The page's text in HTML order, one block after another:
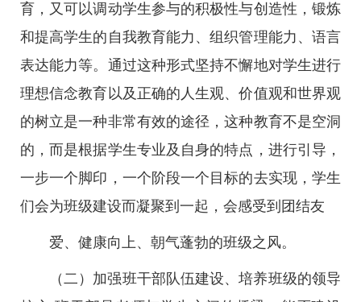
育，又可以调动学生参与的积极性与创造性，锻炼
和提高学生的自我教育能力、组织管理能力、语言
表达能力等。通过这种形式坚持不懈地对学生进行
理想信念教育以及正确的人生观、价值观和世界观
的树立是一种非常有效的途径，这种教育不是空洞
的，而是根据学生专业及自身的特点，进行引导，
一步一个脚印，一个阶段一个目标的去实现，学生
们会为班级建设而凝聚到一起，会感受到团结友
爱、健康向上、朝气蓬勃的班级之风。
（二）加强班干部队伍建设、培养班级的领导